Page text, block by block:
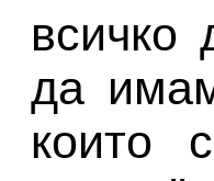
да
които